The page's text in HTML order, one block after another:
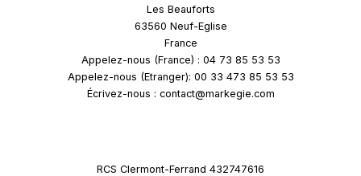
Les Beauforts
63560 Neuf-Eglise
France
Appelez-nous (France) : 04 73 85 53 53
Appelez-nous (Etranger): 00 33 473 85 53 53
Écrivez-nous : contact@markegie.com
RCS Clermont-Ferrand 432747616